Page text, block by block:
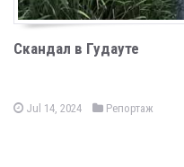
Скандал в Гудауте
Jul 14, 2024 Репортаж